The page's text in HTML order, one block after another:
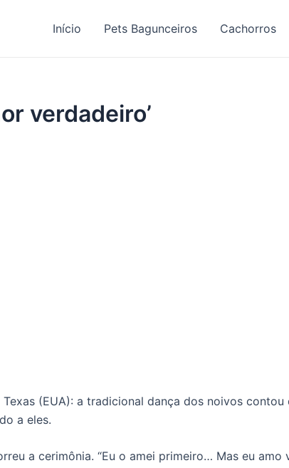
Início Pets Bagunceiros Cachorros
verdadeiro’
(EUA): a tradicional dança dos noivos contou
a eles.
a cerimônia. “Eu o amei primeiro… Mas eu amo